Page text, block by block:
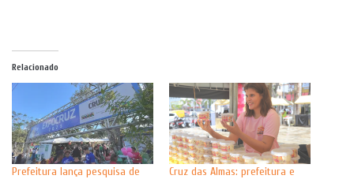
Relacionado
Prefeitura lança pesquisa de
Cruz das Almas: prefeitura e